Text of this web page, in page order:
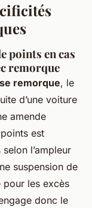
points en cas
remorque
remorque, le
d’une voiture
amende
est
l’ampleur
suspension de
pour les excès
donc le